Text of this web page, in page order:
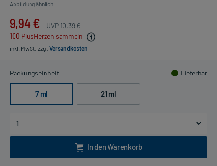
Abbildung ähnlich
9,94 € UVP10,39 €
100 PlusHerzen sammeln
inkl. MwSt. zzgl. Versandkosten
Packungseinheit Lieferbar
7 ml 21 ml
In den Warenkorb